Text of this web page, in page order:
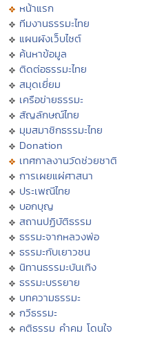
หน้าแรก
ทีมงานธรรมะไทย
แผนผังเว็บไซต์
ค้นหาข้อมูล
ติดต่อธรรมะไทย
สมุดเยี่ยม
เครือข่ายธรรมะ
สัญลักษณ์ไทย
มุมสมาชิกธรรมะไทย
Donation
เทศกาลงานวัดช่วยชาติ
การเผยแผ่ศาสนา
ประเพณีไทย
บอกบุญ
สถานปฏิบัติธรรม
ธรรมะจากหลวงพ่อ
ธรรมะกับเยาวชน
นิทานธรรมะบันเทิง
ธรรมะบรรยาย
บทความธรรมะ
กวีธรรมะ
คติธรรม คำคม โดนใจ